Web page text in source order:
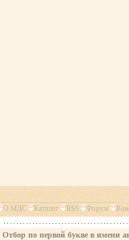
О МДС Каталог RSS Форум
Отбор по первой букве в имени